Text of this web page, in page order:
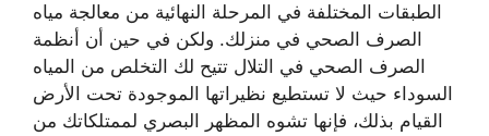
الطبقات المختلفة في المرحلة النهائية من معالجة مياه
الصرف الصحي في منزلك. ولكن في حين أن أنظمة
الصرف الصحي في التلال تتيح لك التخلص من المياه
السوداء حيث لا تستطيع نظيراتها الموجودة تحت الأرض
القيام بذلك، فإنها تشوه المظهر البصري لممتلكاتك من